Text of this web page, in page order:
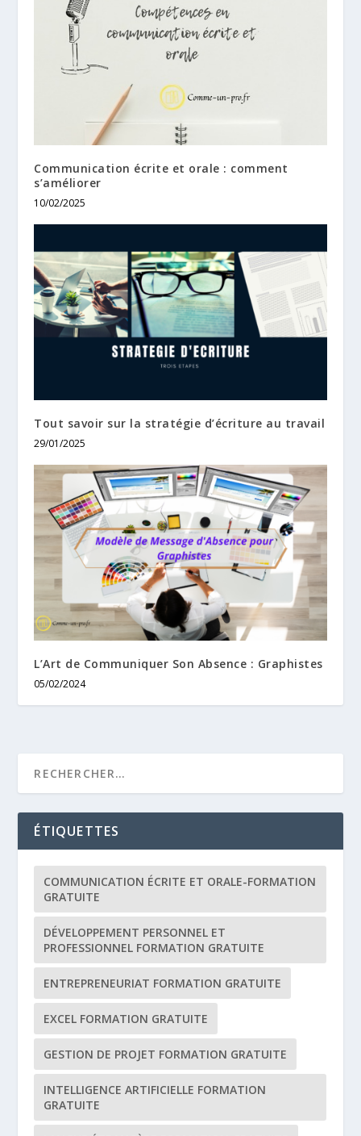
Communication écrite et orale : comment
s’améliorer
10/02/2025
Tout savoir sur la stratégie d’écriture au travail
29/01/2025
L’Art de Communiquer Son Absence : Graphistes
05/02/2024
ÉTIQUETTES
COMMUNICATION ÉCRITE ET ORALE-FORMATION
GRATUITE
DÉVELOPPEMENT PERSONNEL ET
PROFESSIONNEL FORMATION GRATUITE
ENTREPRENEURIAT FORMATION GRATUITE
EXCEL FORMATION GRATUITE
GESTION DE PROJET FORMATION GRATUITE
INTELLIGENCE ARTIFICIELLE FORMATION
GRATUITE